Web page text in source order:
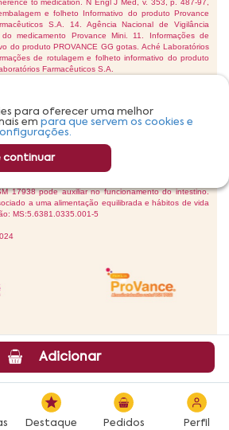
Adicionar
para oferecer uma melhor
em para que servem os cookies e
Aceitar e continuar
Destaque Pedidos Perfil